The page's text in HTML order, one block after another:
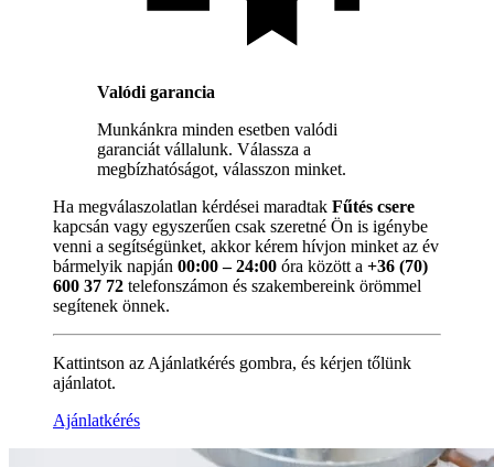
Valódi garancia
Munkánkra minden esetben valódi
garanciát vállalunk. Válassza a
megbízhatóságot, válasszon minket.
Ha megválaszolatlan kérdései maradtak Fűtés csere
kapcsán vagy egyszerűen csak szeretné Ön is igénybe
venni a segítségünket, akkor kérem hívjon minket az év
bármelyik napján 00:00 – 24:00 óra között a +36 (70)
600 37 72 telefonszámon és szakembereink örömmel
segítenek önnek.
Kattintson az Ajánlatkérés gombra, és kérjen tőlünk
ajánlatot.
Ajánlatkérés